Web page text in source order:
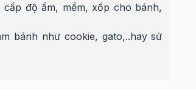
độ ẩm, mềm, xốp cho bánh,
bánh như cookie, gato,..hay sử